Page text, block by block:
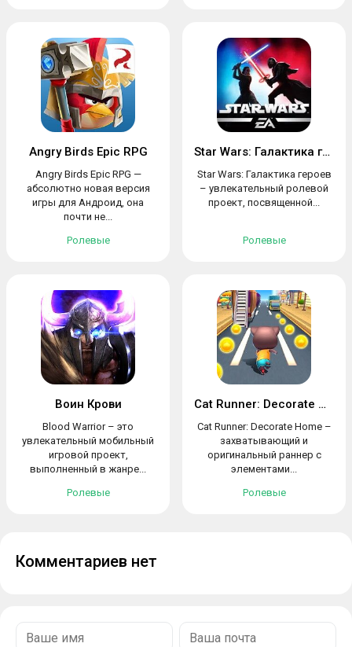
Angry Birds Epic RPG
Angry Birds Epic RPG —
абсолютно новая версия
игры для Андроид, она
почти не...
Ролевые
Star Wars: Галактика героев
Star Wars: Галактика героев
– увлекательный ролевой
проект, посвященной...
Ролевые
Воин Крови
Blood Warrior – это
увлекательный мобильный
игровой проект,
выполненный в жанре...
Ролевые
Cat Runner: Decorate Home
Cat Runner: Decorate Home –
захватывающий и
оригинальный раннер с
элементами...
Ролевые
Комментариев нет